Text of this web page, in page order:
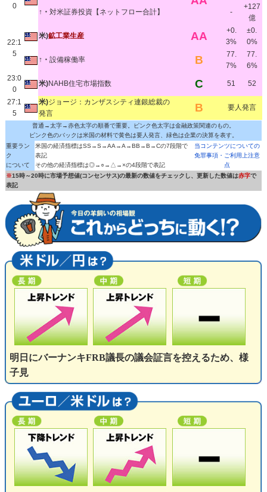
0
↑・ 対米証券投資【ネットフロー合計】 -
+127
億
22:1
5
米)鉱工業生産 AA
+0.
3%
±0.
0%
↑・ 設備稼働率 B
77.
7%
77.
6%
23:0
0
米)NAHB住宅市場指数 C 51 52
27:1
5
米)ジョージ：カンザスシティ連銀総裁の
発言
B 要人発言
普通→太字→赤色太字の順番で重要。ピンク色太字は金融政策関連のもの。
ピンク色のバックは米国の材料で黄色は要人発言、緑色は企業の決算を表す。
重要ラン
ク
について
米国の経済指標はSS→S→AA→A→BB→B→Cの7段階で
表記
その他の経済指標は◎→○→△→×の4段階で表記
当コンテンツについての
免罪事項・ご利用上注意
点
※15時～20時に市場予想値(コンセンサス)の最新の数値をチェックし、更新した数値は赤字で
表記
明日にバーナンキFRB議長の議会証言を控えるため、様
子見